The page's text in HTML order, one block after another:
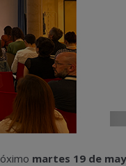
martes 19 de